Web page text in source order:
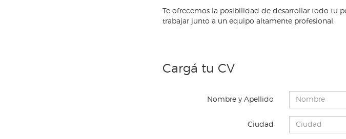
Te ofrecemos la posibilidad de desarrollar todo tu
trabajar junto a un equipo altamente profesional.
Cargá tu CV
Nombre y Apellido
Ciudad